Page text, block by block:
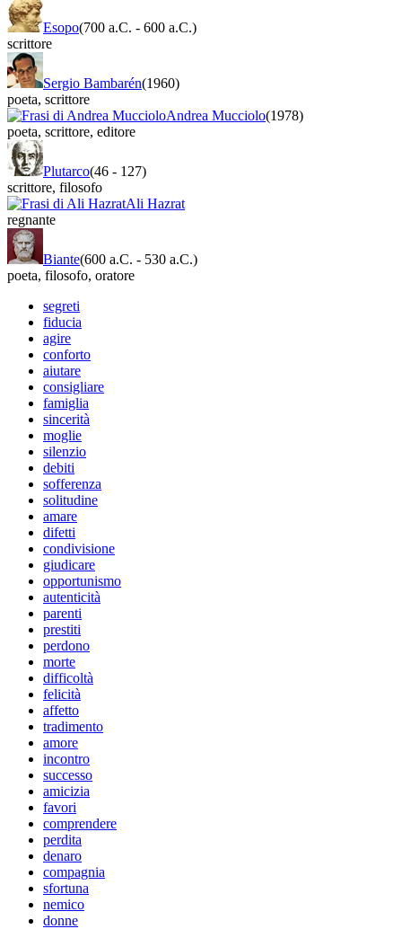
Esopo(700 a.C. - 600 a.C.)
scrittore
Sergio Bambarén(1960)
poeta, scrittore
Andrea Mucciolo(1978)
poeta, scrittore, editore
Plutarco(46 - 127)
scrittore, filosofo
Ali Hazrat
regnante
Biante(600 a.C. - 530 a.C.)
poeta, filosofo, oratore
segreti
fiducia
agire
conforto
aiutare
consigliare
famiglia
sincerità
moglie
silenzio
debiti
sofferenza
solitudine
amare
difetti
condivisione
giudicare
opportunismo
autenticità
parenti
prestiti
perdono
morte
difficoltà
felicità
affetto
tradimento
amore
incontro
successo
amicizia
favori
comprendere
perdita
denaro
compagnia
sfortuna
nemico
donne